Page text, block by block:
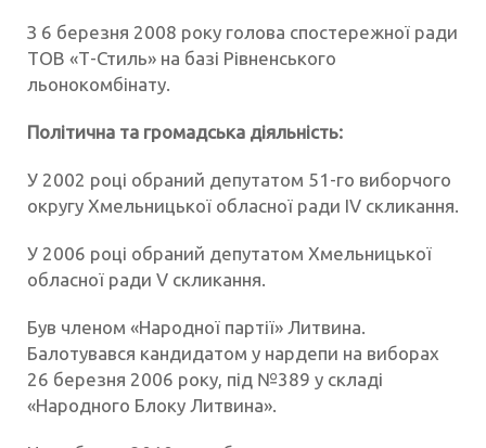
З 6 березня 2008 року голова спостережної ради
ТОВ «Т-Стиль» на базі Рівненського
льонокомбінату.
Політична та громадська діяльність:
У 2002 році обраний депутатом 51-го виборчого
округу Хмельницької обласної ради IV скликання.
У 2006 році обраний депутатом Хмельницької
обласної ради V скликання.
Був членом «Народної партії» Литвина.
Балотувався кандидатом у нардепи на виборах
26 березня 2006 року, під №389 у складі
«Народного Блоку Литвина».